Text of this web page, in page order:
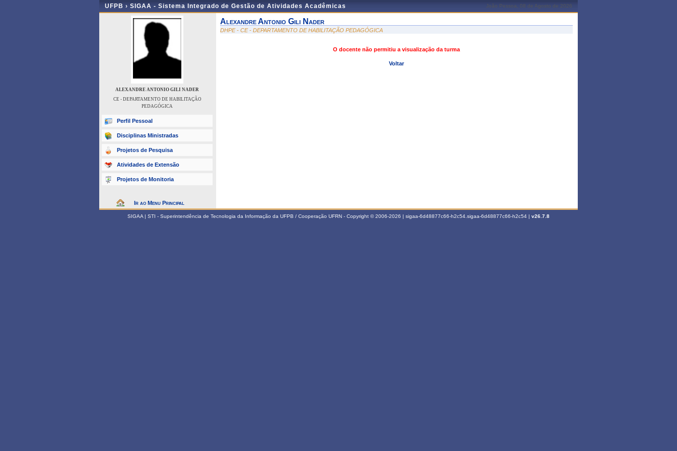
UFPB › SIGAA - Sistema Integrado de Gestão de Atividades Acadêmicas João Pessoa, 08 de Agosto de 2026
ALEXANDRE ANTONIO GILI NADER
CE - DEPARTAMENTO DE HABILITAÇÃO
PEDAGÓGICA
Perfil Pessoal
Disciplinas Ministradas
Projetos de Pesquisa
Atividades de Extensão
Projetos de Monitoria
Ir ao Menu Principal
Alexandre Antonio Gili Nader
DHPE - CE - DEPARTAMENTO DE HABILITAÇÃO PEDAGÓGICA
O docente não permitiu a visualização da turma
Voltar
SIGAA | STI - Superintendência de Tecnologia da Informação da UFPB / Cooperação UFRN - Copyright © 2006-2026 | sigaa-6d48877c66-h2c54.sigaa-6d48877c66-h2c54 | v26.7.8